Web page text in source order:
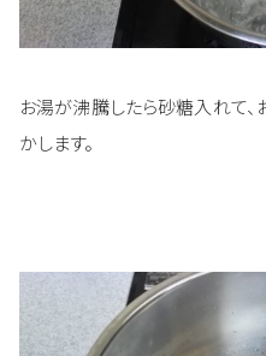
お湯が沸騰したら砂糖入れて
かします。